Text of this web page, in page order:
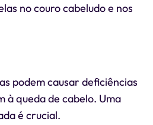
no couro cabeludo e nos
podem causar deficiências
à queda de cabelo. Uma
é crucial.